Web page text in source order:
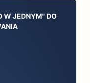
W JEDNYM" DO